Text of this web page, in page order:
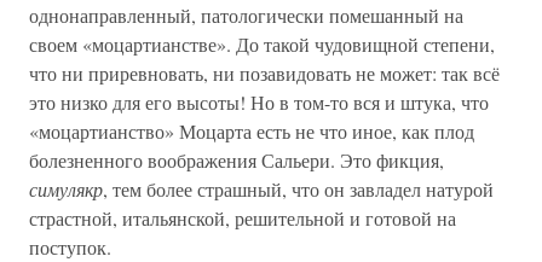
однонаправленный, патологически помешанный на
своем «моцартианстве». До такой чудовищной степени,
что ни приревновать, ни позавидовать не может: так всё
это низко для его высоты! Но в том-то вся и штука, что
«моцартианство» Моцарта есть не что иное, как плод
болезненного воображения Сальери. Это фикция,
симулякр, тем более страшный, что он завладел натурой
страстной, итальянской, решительной и готовой на
поступок.